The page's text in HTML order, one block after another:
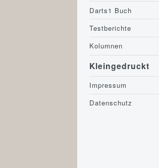
Darts1 Buch
Testberichte
Kolumnen
Kleingedruckt
Impressum
Datenschutz